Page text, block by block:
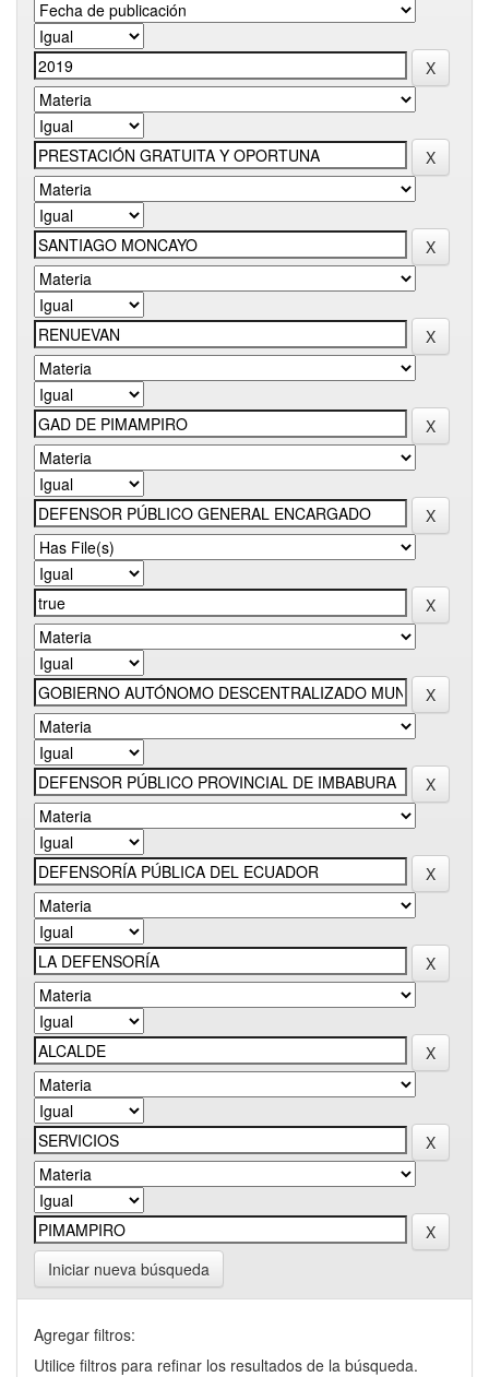
Iniciar nueva búsqueda
Agregar filtros:
Utilice filtros para refinar los resultados de la búsqueda.